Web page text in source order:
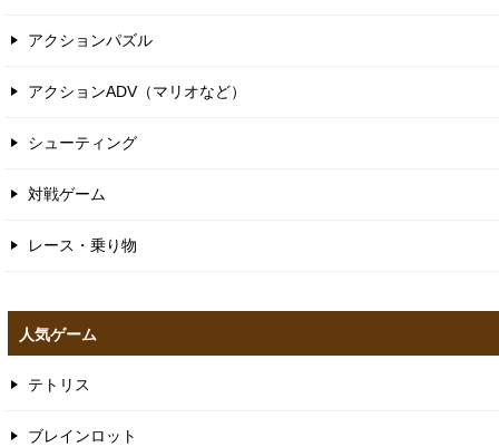
アクションパズル
アクションADV（マリオなど）
シューティング
対戦ゲーム
レース・乗り物
人気ゲーム
テトリス
ブレインロット